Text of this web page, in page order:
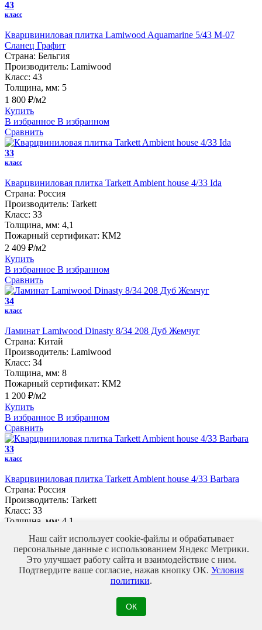
43
класс
Кварцвиниловая плитка Lamiwood Aquamarine 5/43 M-07
Сланец Графит
Страна: Бельгия
Производитель: Lamiwood
Класс: 43
Толщина, мм: 5
1 800 ₽/м2
Купить
В избранное В избранном
Сравнить
33
класс
Кварцвиниловая плитка Tarkett Ambient house 4/33 Ida
Страна: Россия
Производитель: Tarkett
Класс: 33
Толщина, мм: 4,1
Пожарный сертификат: КМ2
2 409 ₽/м2
Купить
В избранное В избранном
Сравнить
34
класс
Ламинат Lamiwood Dinasty 8/34 208 Дуб Жемчуг
Страна: Китай
Производитель: Lamiwood
Класс: 34
Толщина, мм: 8
Пожарный сертификат: КМ2
1 200 ₽/м2
Купить
В избранное В избранном
Сравнить
33
класс
Кварцвиниловая плитка Tarkett Ambient house 4/33 Barbara
Страна: Россия
Производитель: Tarkett
Класс: 33
Толщина, мм: 4,1
2 409 ₽/м2
Купить
В избранное В избранном
Сравнить
Наш сайт использует cookie-файлы и обрабатывает
персональные данные с использованием Яндекс Метрики.
Это улучшает работу сайта и взаимодействие с ним.
Подтвердите ваше согласие, нажав кнопку ОК. Условия
политики.
ОК